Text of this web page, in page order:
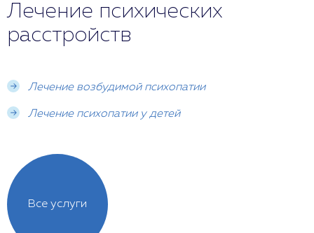
Лечение психических
расстройств
Лечение возбудимой психопатии
Лечение психопатии у детей
Все услуги